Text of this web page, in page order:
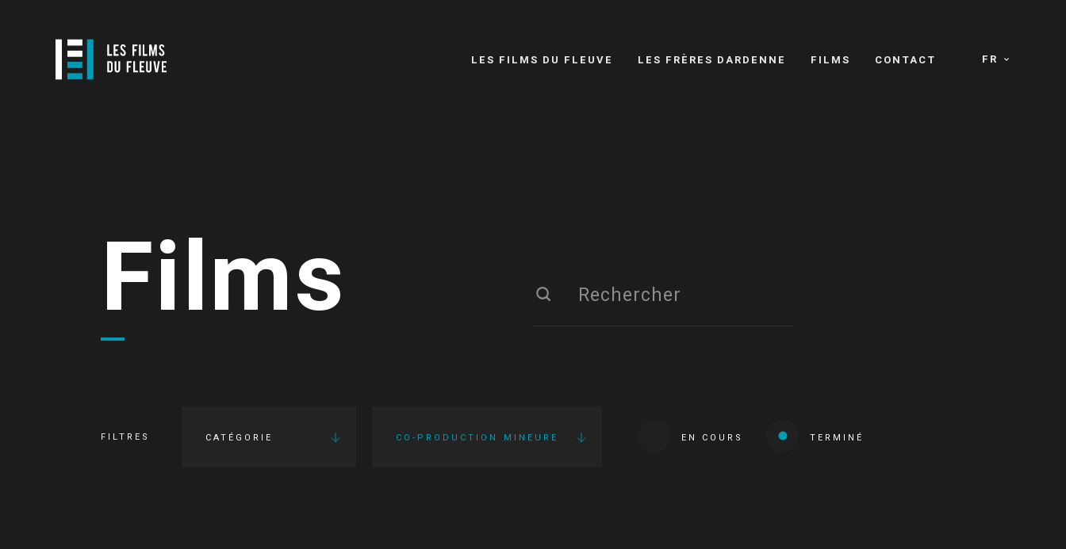
FR
LES FILMS DU FLEUVE LES FRÈRES DARDENNE FILMS CONTACT
Films
FILTRES CATÉGORIE CO-PRODUCTION MINEURE EN COURS TERMINÉ